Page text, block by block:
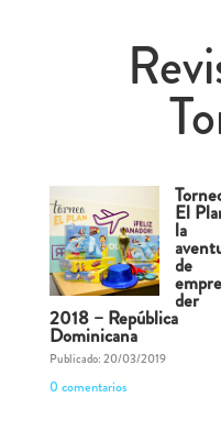
El
la
de
der
2018 – República
Dominicana
Publicado: 20/03/2019
0 comentarios